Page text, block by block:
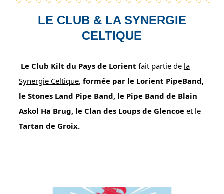
LE CLUB & LA SYNERGIE
CELTIQUE
Le Club Kilt du Pays de Lorient fait partie de la
Synergie Celtique, formée par le Lorient PipeBand,
le Stones Land Pipe Band, le Pipe Band de Blain
Askol Ha Brug, le Clan des Loups de Glencoeet le
Tartan de Groix.